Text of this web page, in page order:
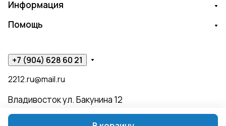
Информация
Помощь
+7 (904) 628 60 21
2212.ru@mail.ru
Владивосток ул. Бакунина 12